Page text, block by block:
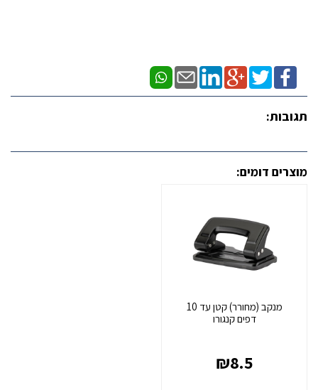
תגובות:
מוצרים דומים:
מנקב (מחורר) קטן עד 10
דפים קנגורו
₪8.5